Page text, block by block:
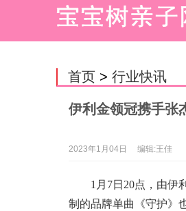
首页 > 行业快讯
伊利金领冠携手张
2023年1月04日 编辑:王佳
1月7日20点，由伊
制的品牌单曲《守护》